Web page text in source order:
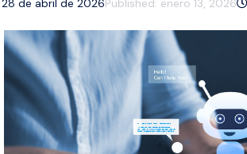
de abril de 2026Published: enero 13, 2026